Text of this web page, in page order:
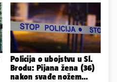
Policija o ubojstvu u Sl.
Brodu: Pijana žena (36)
nakon svađe nožem